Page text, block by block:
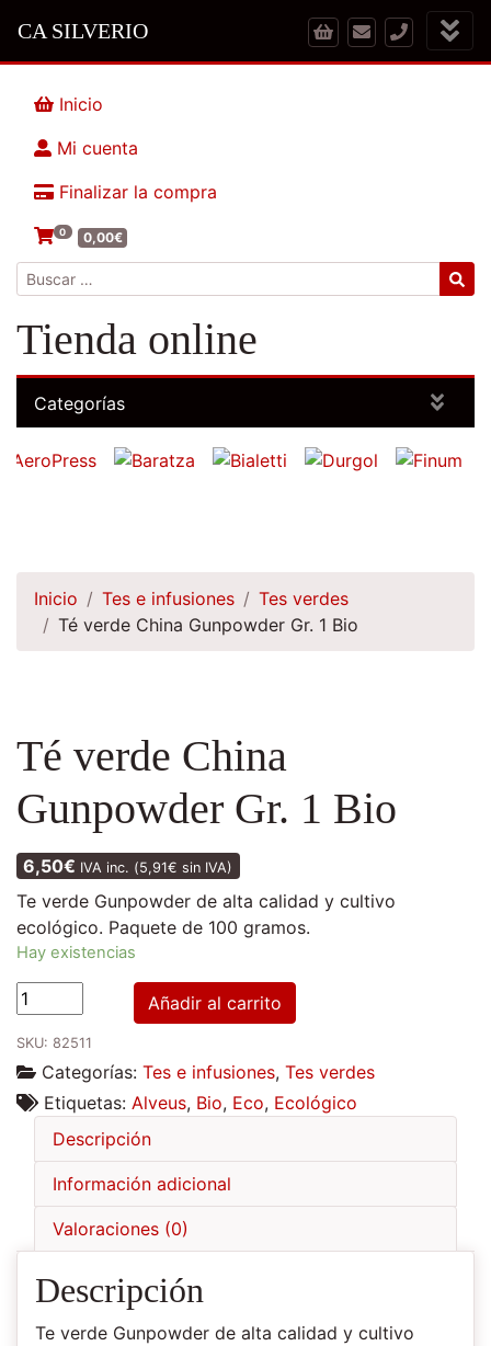
CA SILVERIO
Inicio
Mi cuenta
Finalizar la compra
0 0,00€
Buscar:
Tienda online
Categorías
Inicio Tes e infusiones
Tes verdes
Té verde China Gunpowder Gr. 1 Bio
Té verde China
Gunpowder Gr. 1 Bio
6,50€ IVA inc. (5,91€ sin IVA)
Te verde Gunpowder de alta calidad y cultivo
ecológico. Paquete de 100 gramos.
Hay existencias
Té
verde
China
Gunpowder
Gr.
cantidad
Añadir al carrito
SKU: 82511
Categorías: Tes e infusiones, Tes verdes
Etiquetas: Alveus, Bio, Eco, Ecológico
Descripción
Información adicional
Valoraciones (0)
Descripción
Te verde Gunpowder de alta calidad y cultivo